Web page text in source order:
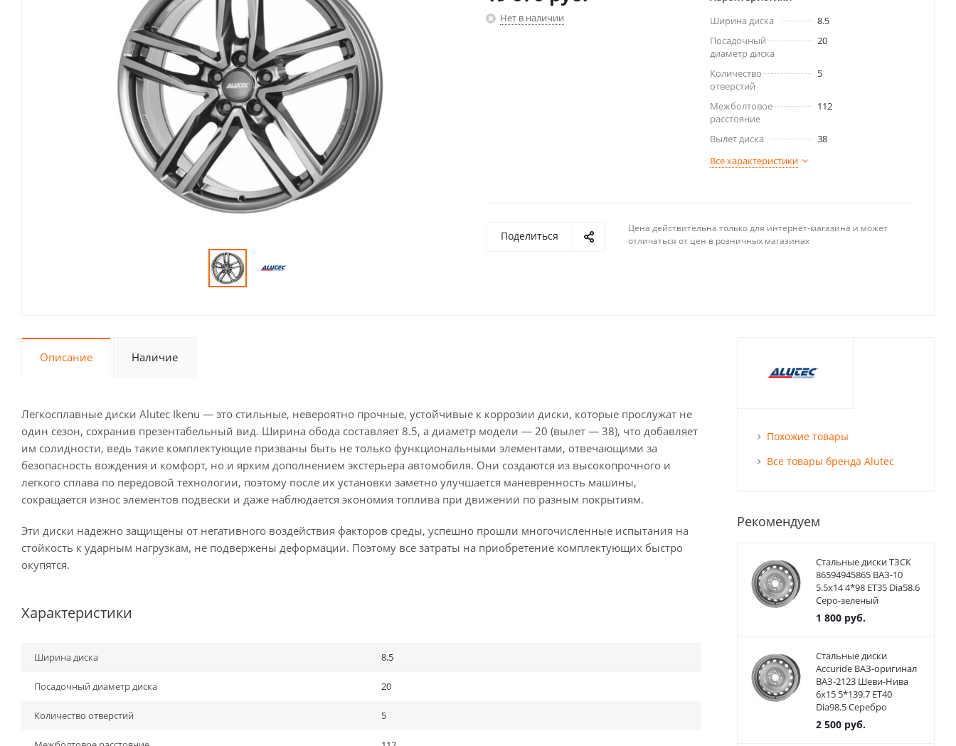
Нет в наличии Ширина диска
8.5
Посадочный
диаметр диска
20
Количество
отверстий
5
Межболтовое
расстояние
112
Вылет диска
38
Все характеристики
Поделиться
Цена действительна только для интернет-магазина и может
отличаться от цен в розничных магазинах
Описание Наличие
Легкосплавные диски Alutec Ikenu — это стильные, невероятно прочные, устойчивые к коррозии диски, которые прослужат не
один сезон, сохранив презентабельный вид. Ширина обода составляет 8.5, а диаметр модели — 20 (вылет — 38), что добавляет
им солидности, ведь такие комплектующие призваны быть не только функциональными элементами, отвечающими за
безопасность вождения и комфорт, но и ярким дополнением экстерьера автомобиля. Они создаются из высокопрочного и
легкого сплава по передовой технологии, поэтому после их установки заметно улучшается маневренность машины,
сокращается износ элементов подвески и даже наблюдается экономия топлива при движении по разным покрытиям.
Эти диски надежно защищены от негативного воздействия факторов среды, успешно прошли многочисленные испытания на
стойкость к ударным нагрузкам, не подвержены деформации. Поэтому все затраты на приобретение комплектующих быстро
окупятся.
Характеристики
Ширина диска 8.5
Посадочный диаметр диска 20
Количество отверстий 5
Похожие товары
Все товары бренда Alutec
Рекомендуем
Стальные диски ТЗСК
86594945865 ВАЗ-10
5.5x14 4*98 ET35 Dia58.6
Серо-зеленый
1 800руб.
Стальные диски
Accuride ВАЗ-оригинал
ВАЗ-2123 Шеви-Нива
6x15 5*139.7 ET40
Dia98.5 Серебро
2 500руб.